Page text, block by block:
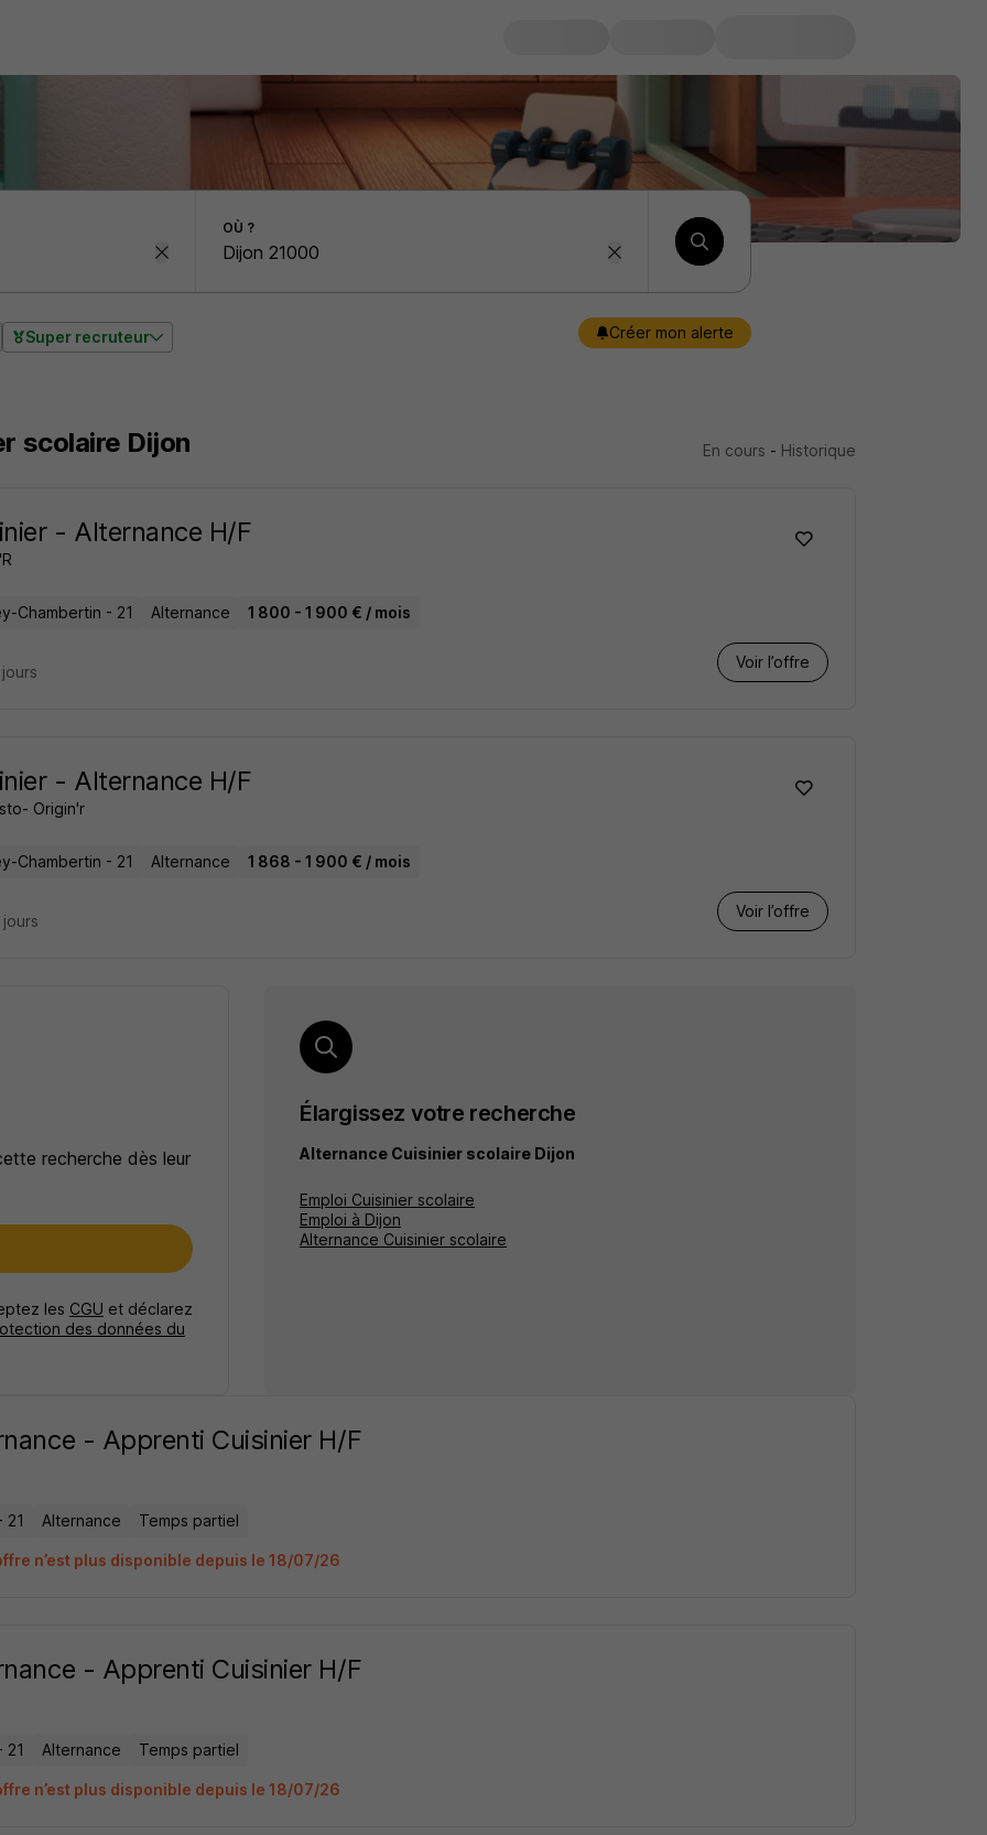
OÙ ?
Super recruteur Créer mon alerte
scolaire Dijon En cours - Historique
- Alternance H/F
Chambertin - 21 Alternance 1 800 - 1 900 € / mois
Voir l’offre
- Alternance H/F
Origin'r
Chambertin - 21 Alternance 1 868 - 1 900 € / mois
Voir l’offre
recherche dès leur
les CGU et déclarez
des données du
Élargissez votre recherche
Alternance Cuisinier scolaire Dijon
Emploi Cuisinier scolaire
Emploi à Dijon
Alternance Cuisinier scolaire
- Apprenti Cuisinier H/F
21 Alternance Temps partiel
n’est plus disponible depuis le 18/07/26
- Apprenti Cuisinier H/F
21 Alternance Temps partiel
n’est plus disponible depuis le 18/07/26